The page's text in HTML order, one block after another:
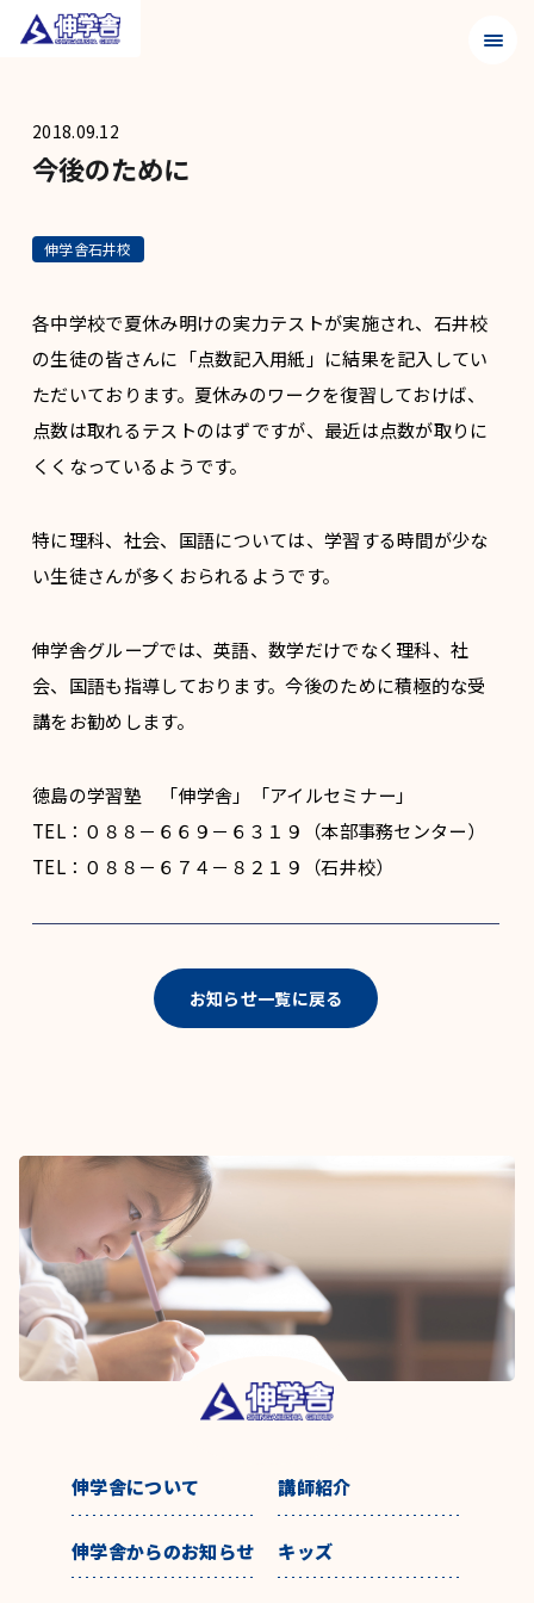
メニ
2018.09.12
今後のために
伸学舎石井校
各中学校で夏休み明けの実力テストが実施され、石井校
の生徒の皆さんに「点数記入用紙」に結果を記入してい
ただいております。夏休みのワークを復習しておけば、
点数は取れるテストのはずですが、最近は点数が取りに
くくなっているようです。
特に理科、社会、国語については、学習する時間が少な
い生徒さんが多くおられるようです。
伸学舎グループでは、英語、数学だけでなく理科、社
会、国語も指導しております。今後のために積極的な受
講をお勧めします。
徳島の学習塾 「伸学舎」「アイルセミナー」
TEL：０８８－６６９－６３１９（本部事務センター）
TEL：０８８－６７４－８２１９（石井校）
お知らせ一覧に戻る
伸学舎について 講師紹介
伸学舎からのお知らせ キッズ